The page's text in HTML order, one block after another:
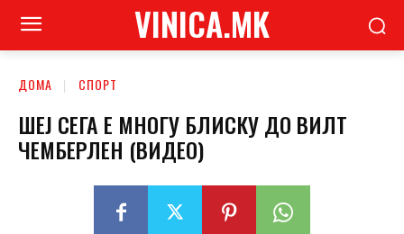
VINICA.MK
ДОМА СПОРТ
ШЕЈ СЕГА Е МНОГУ БЛИСКУ ДО ВИЛТ
ЧЕМБЕРЛЕН (ВИДЕО)